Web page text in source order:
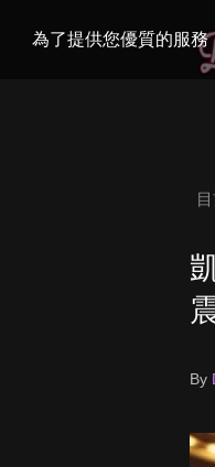
為了提供您優質的服務
By